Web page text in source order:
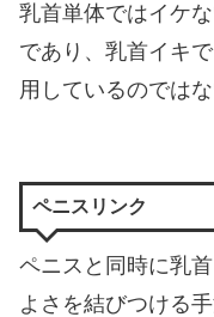
乳首単体ではイケ
であり、乳首イキ
用しているのでは
ペニスリンク
ペニスと同時に乳
よさを結びつける手